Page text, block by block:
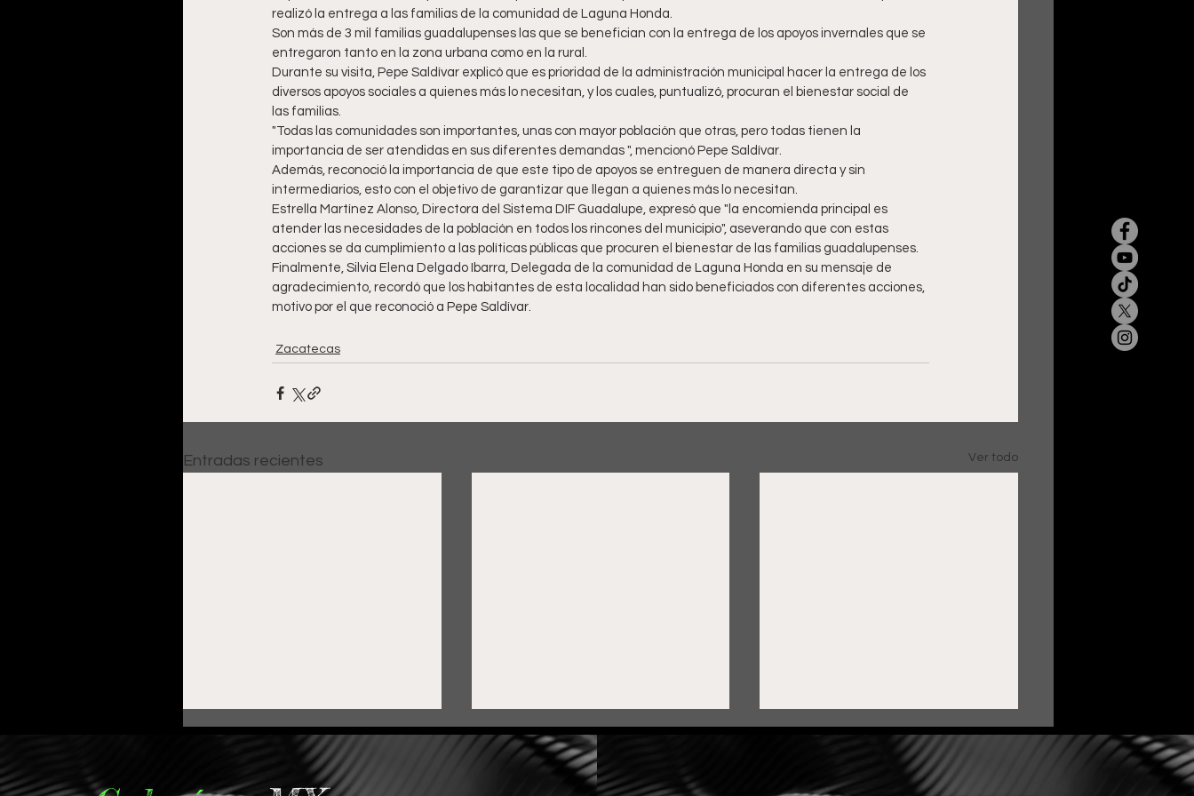
realizó la entrega a las familias de la comunidad de Laguna Honda.
Son más de 3 mil familias guadalupenses las que se benefician con la entrega de los apoyos invernales que se
entregaron tanto en la zona urbana como en la rural.
Durante su visita, Pepe Saldívar explicó que es prioridad de la administración municipal hacer la entrega de los
diversos apoyos sociales a quienes más lo necesitan, y los cuales, puntualizó, procuran el bienestar social de
las familias.
"Todas las comunidades son importantes, unas con mayor población que otras, pero todas tienen la
importancia de ser atendidas en sus diferentes demandas ", mencionó Pepe Saldívar.
Además, reconoció la importancia de que este tipo de apoyos se entreguen de manera directa y sin
intermediarios, esto con el objetivo de garantizar que llegan a quienes más lo necesitan.
Estrella Martínez Alonso, Directora del Sistema DIF Guadalupe, expresó que "la encomienda principal es
atender las necesidades de la población en todos los rincones del municipio", aseverando que con estas
acciones se da cumplimiento a las políticas públicas que procuren el bienestar de las familias guadalupenses.
Finalmente, Silvia Elena Delgado Ibarra, Delegada de la comunidad de Laguna Honda en su mensaje de
agradecimiento, recordó que los habitantes de esta localidad han sido beneficiados con diferentes acciones,
motivo por el que reconoció a Pepe Saldívar.
Zacatecas
Entradas recientes Ver todo